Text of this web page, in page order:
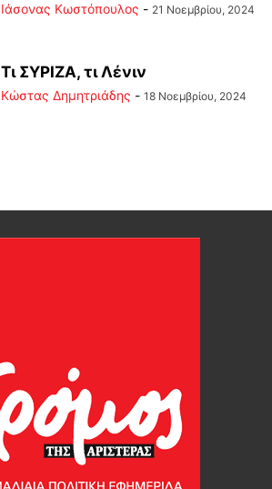
Ιάσονας Κωστόπουλος - 21 Νοεμβρίου, 2024
Τι ΣΥΡΙΖΑ, τι Λένιν
Kώστας Δημητριάδης - 18 Νοεμβρίου, 2024